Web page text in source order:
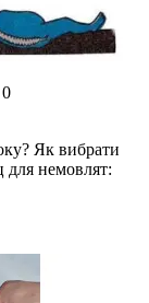
Як вибрати
для немовлят: